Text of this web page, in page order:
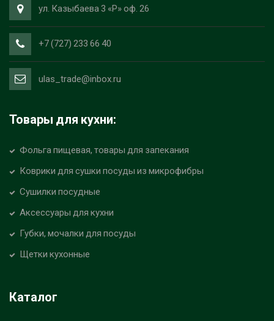
ул. Казыбаева 3 «Р» оф. 26
+7 (727) 233 66 40
ulas_trade@inbox.ru
Товары для кухни:
Фольга пищевая, товары для запекания
Коврики для сушки посуды из микрофибры
Сушилки посудные
Аксессуары для кухни
Губки, мочалки для посуды
Щетки кухонные
Каталог